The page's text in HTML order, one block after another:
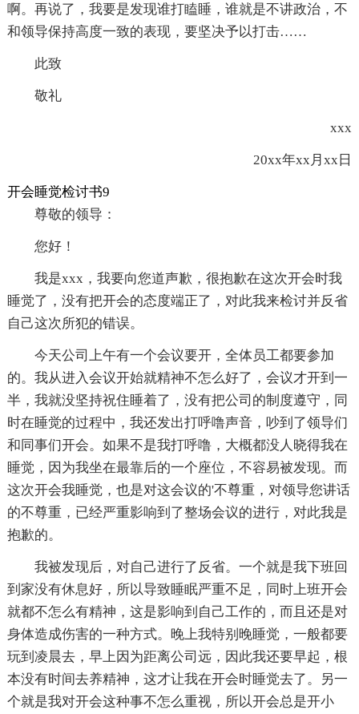
啊。再说了，我要是发现谁打瞌睡，谁就是不讲政治，不
和领导保持高度一致的表现，要坚决予以打击……
此致
敬礼
xxx
20xx年xx月xx日
开会睡觉检讨书9
尊敬的领导：
您好！
我是xxx，我要向您道声歉，很抱歉在这次开会时我
睡觉了，没有把开会的态度端正了，对此我来检讨并反省
自己这次所犯的错误。
今天公司上午有一个会议要开，全体员工都要参加
的。我从进入会议开始就精神不怎么好了，会议才开到一
半，我就没坚持祝住睡着了，没有把公司的制度遵守，同
时在睡觉的过程中，我还发出打呼噜声音，吵到了领导们
和同事们开会。如果不是我打呼噜，大概都没人晓得我在
睡觉，因为我坐在最靠后的一个座位，不容易被发现。而
这次开会我睡觉，也是对这会议的'不尊重，对领导您讲话
的不尊重，已经严重影响到了整场会议的进行，对此我是
抱歉的。
我被发现后，对自己进行了反省。一个就是我下班回
到家没有休息好，所以导致睡眠严重不足，同时上班开会
就都不怎么有精神，这是影响到自己工作的，而且还是对
身体造成伤害的一种方式。晚上我特别晚睡觉，一般都要
玩到凌晨去，早上因为距离公司远，因此我还要早起，根
本没有时间去养精神，这才让我在开会时睡觉去了。另一
个就是我对开会这种事不怎么重视，所以开会总是开小